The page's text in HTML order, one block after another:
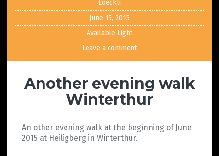
Loeckli
June 15, 2015
Available Light
Leave a comment
Another evening walk
Winterthur
An other evening walk at the beginning of June
2015 at Heiligberg in Winterthur.